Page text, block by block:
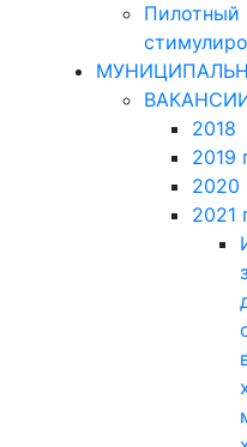
Пилотный
2018
2019
2020
2021